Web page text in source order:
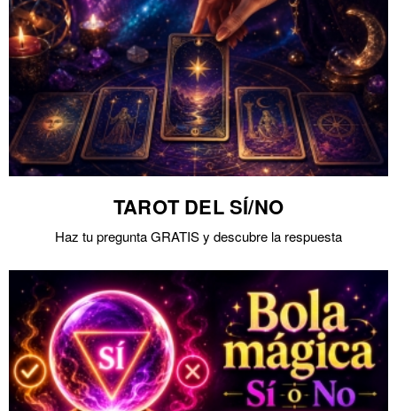
TAROT DEL SÍ/NO
Haz tu pregunta GRATIS y descubre la respuesta